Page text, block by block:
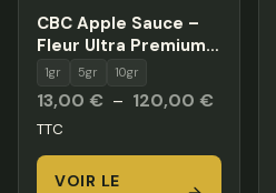
HORS STOCK
CBC Apple Sauce –
Fleur Ultra Premium
Californienne |
Exclusivité Europe x
CaliPlate Farms
1gr 5gr 10gr
13,00 € – 120,00 €
prix :
TTC
VOIR LE